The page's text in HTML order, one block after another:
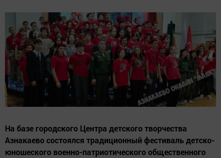
На базе городского Центра детского творчества
Азнакаево состоялся традиционный фестиваль детско-
юношеского военно-патриотического общественного